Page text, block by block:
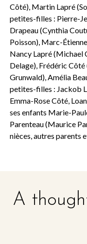
Côté), Martin Lapré
petites-filles : Pierre-
Drapeau (Cynthia
Poisson), Marc-
Nancy Lapré (Michael
Delage), Frédéric
Grunwald), Amélia
petites-filles : Jackob
Emma-Rose Côté,
ses enfants Marie-
Parenteau (Maurice
nièces, autres parents
A